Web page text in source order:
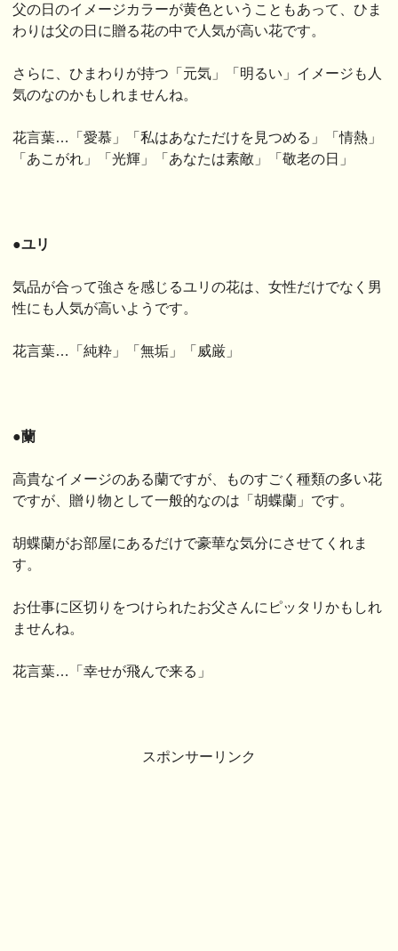
父の日のイメージカラーが黄色ということもあって、ひま
わりは父の日に贈る花の中で人気が高い花です。
さらに、ひまわりが持つ「元気」「明るい」イメージも人
気のなのかもしれませんね。
花言葉…「愛慕」「私はあなただけを見つめる」「情熱」
「あこがれ」「光輝」「あなたは素敵」「敬老の日」
●ユリ
気品が合って強さを感じるユリの花は、女性だけでなく男
性にも人気が高いようです。
花言葉…「純粋」「無垢」「威厳」
●蘭
高貴なイメージのある蘭ですが、ものすごく種類の多い花
ですが、贈り物として一般的なのは「胡蝶蘭」です。
胡蝶蘭がお部屋にあるだけで豪華な気分にさせてくれま
す。
お仕事に区切りをつけられたお父さんにピッタリかもしれ
ませんね。
花言葉…「幸せが飛んで来る」
スポンサーリンク